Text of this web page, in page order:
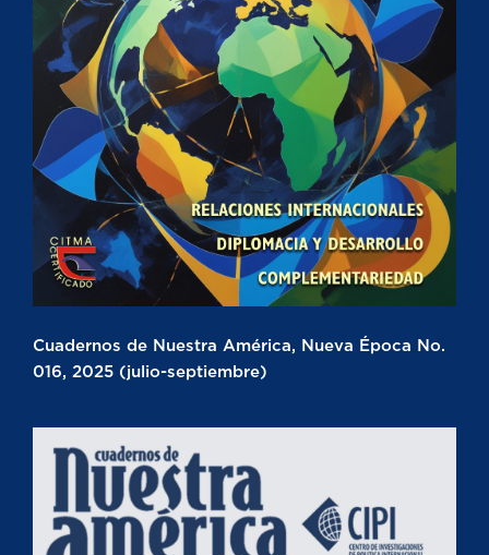
Cuadernos de Nuestra América, Nueva Época No.
016, 2025 (julio-septiembre)